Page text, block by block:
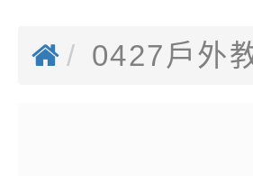
0427戶外